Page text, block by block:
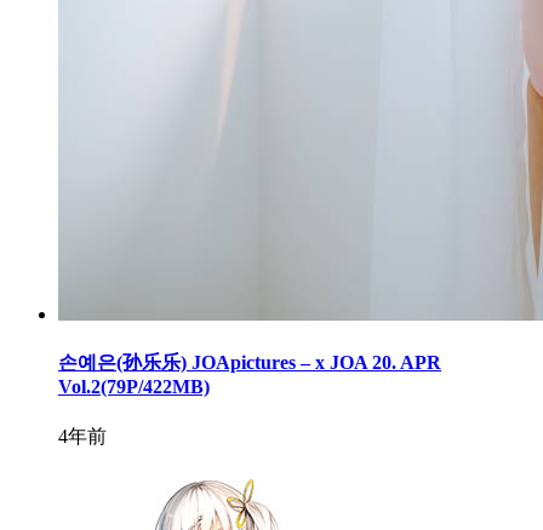
손예은(孙乐乐) JOApictures – x JOA 20. APR
Vol.2(79P/422MB)
4年前